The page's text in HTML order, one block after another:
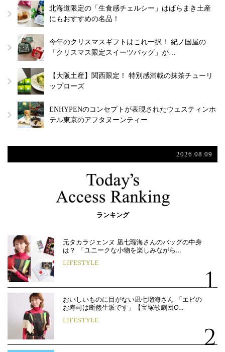
北海道限定の「生食感チェルシー」はばらまき土産
にもおすすめの名品！
今年のクリスマスギフトはこれ一択！ 紀ノ国屋の
「クリスマス限定スイーツバッグ」が…
【大阪土産】関西限定！ 特別感満載の抹茶チューリ
ップローズ
ENHYPENのコンセプトが表現されたウェスティンホ
テル東京のアフタヌーンティー
2026.08.09
ランキング
元タカラジェンヌ 凪七瑠海さんのバッグの中身
は？ 「ユニークな小物を楽しみながら…
LIFESTYLE
おいしいものに目がない凪七瑠海さん 「エビの
お寿司は断然生派です」【宝塚歌劇団O…
LIFESTYLE